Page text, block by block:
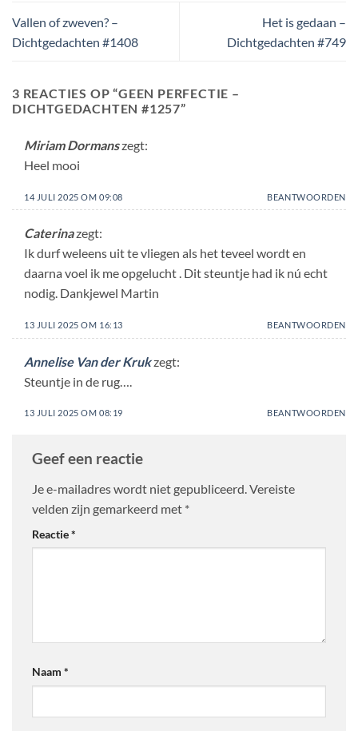
Vallen of zweven? –
Dichtgedachten #1408
Het is gedaan –
Dichtgedachten #749
3 REACTIES OP “GEEN PERFECTIE –
DICHTGEDACHTEN #1257”
Miriam Dormanszegt:
Heel mooi
14 JULI 2025 OM 09:08 BEANTWOORDEN
Caterinazegt:
Ik durf weleens uit te vliegen als het teveel wordt en
daarna voel ik me opgelucht . Dit steuntje had ik nú echt
nodig. Dankjewel Martin
13 JULI 2025 OM 16:13 BEANTWOORDEN
Annelise Van der Krukzegt:
Steuntje in de rug….
13 JULI 2025 OM 08:19 BEANTWOORDEN
Geef een reactie
Je e-mailadres wordt niet gepubliceerd. Vereiste
velden zijn gemarkeerd met *
Reactie*
Naam *